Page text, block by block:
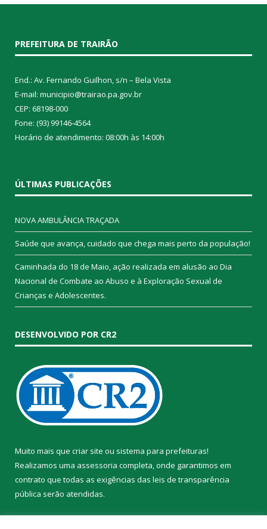
PREFEITURA DE TRAIRÃO
End.: Av. Fernando Guilhon, s/n – Bela Vista
E-mail: municipio@trairao.pa.gov.br
CEP: 68198-000
Fone: (93) 99146-4564
Horário de atendimento: 08:00h às 14:00h
ÚLTIMAS PUBLICAÇÕES
NOVA AMBULÂNCIA TRAÇADA
Saúde que avança, cuidado que chega mais perto da população!
Caminhada do 18 de Maio, ação realizada em alusão ao Dia
Nacional de Combate ao Abuso e à Exploração Sexual de
Crianças e Adolescentes.
DESENVOLVIDO POR CR2
Muito mais que criar site ou sistema para prefeituras!
Realizamos uma assessoria completa, onde garantimos em
contrato que todas as exigências das leis de transparência
pública serão atendidas.